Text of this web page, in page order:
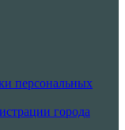
персональных
города